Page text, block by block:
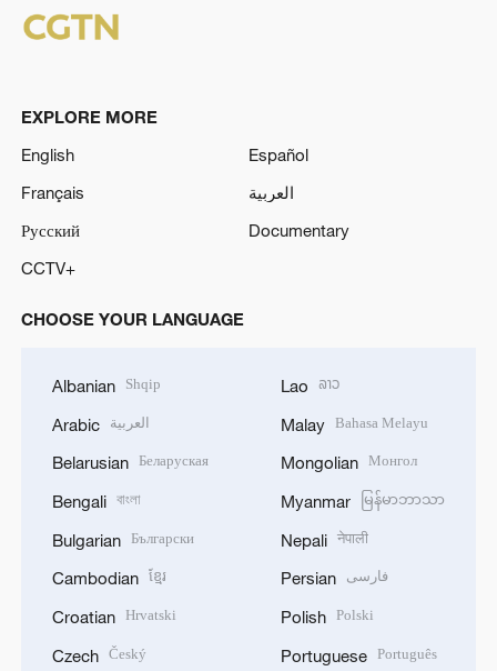
EXPLORE MORE
English
Español
Français
العربية
Русский
Documentary
CCTV+
CHOOSE YOUR LANGUAGE
Albanian Shqip
Arabic العربية
Belarusian Беларуская
Bengali বাংলা
Bulgarian Български
Cambodian ខ្មែរ
Croatian Hrvatski
Czech Český
Lao ລາວ
Malay Bahasa Melayu
Mongolian Монгол
Myanmar မြန်မာဘာသာ
Nepali नेपाली
Persian فارسی
Polish Polski
Portuguese Português